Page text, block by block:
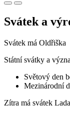
Svátek a
Svátek má Oldřiška
Státní svátky a
Světový den
Mezinárodní
Zítra má svátek Lada